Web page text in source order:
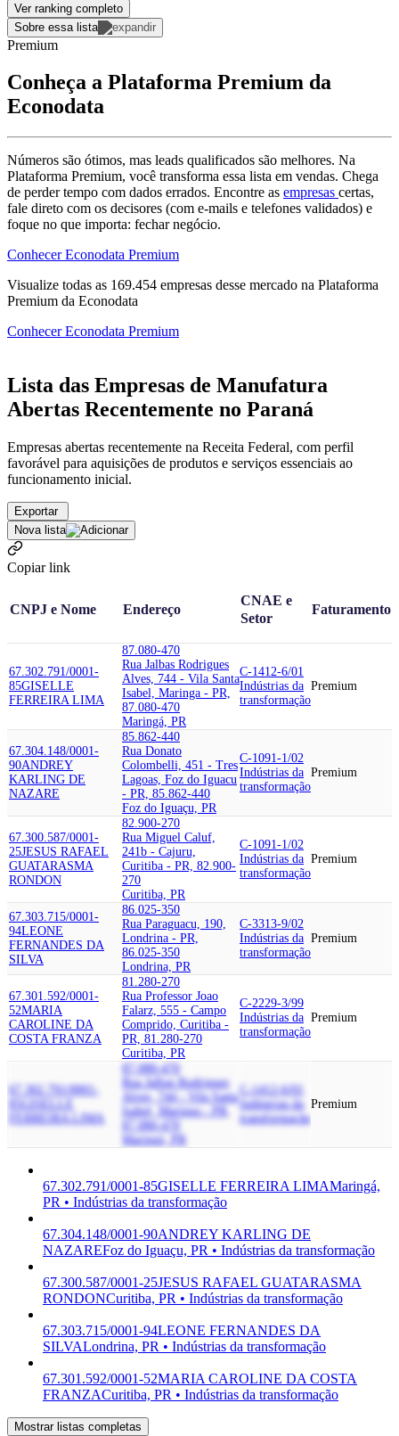
Ver ranking completo
Sobre essa lista
Premium
Conheça a Plataforma Premium da
Econodata
Números são ótimos, mas leads qualificados são melhores. Na
Plataforma Premium, você transforma essa lista em vendas. Chega
de perder tempo com dados errados. Encontre as empresas certas,
fale direto com os decisores (com e-mails e telefones validados) e
foque no que importa: fechar negócio.
Conhecer Econodata Premium
Visualize todas as 169.454 empresas desse mercado na Plataforma
Premium da Econodata
Conhecer Econodata Premium
Lista das Empresas de Manufatura
Abertas Recentemente no Paraná
Empresas abertas recentemente na Receita Federal, com perfil
favorável para aquisições de produtos e serviços essenciais ao
funcionamento inicial.
Exportar
Nova lista
Copiar link
CNPJ e Nome Endereço
CNAE e
Setor
Faturamento
67.302.791/0001-
85GISELLE
FERREIRA LIMA
87.080-470
Rua Jalbas Rodrigues
Alves, 744 - Vila Santa
Isabel, Maringa - PR,
87.080-470
Maringá, PR
C-1412-6/01
Indústrias da
transformação
Premium
67.304.148/0001-
90ANDREY
KARLING DE
NAZARE
85.862-440
Rua Donato
Colombelli, 451 - Tres
Lagoas, Foz do Iguacu
- PR, 85.862-440
Foz do Iguaçu, PR
C-1091-1/02
Indústrias da
transformação
Premium
67.300.587/0001-
25JESUS RAFAEL
GUATARASMA
RONDON
82.900-270
Rua Miguel Caluf,
241b - Cajuru,
Curitiba - PR, 82.900-
270
Curitiba, PR
C-1091-1/02
Indústrias da
transformação
Premium
67.303.715/0001-
94LEONE
FERNANDES DA
SILVA
86.025-350
Rua Paraguacu, 190,
Londrina - PR,
86.025-350
Londrina, PR
C-3313-9/02
Indústrias da
transformação
Premium
67.301.592/0001-
52MARIA
CAROLINE DA
COSTA FRANZA
81.280-270
Rua Professor Joao
Falarz, 555 - Campo
Comprido, Curitiba -
PR, 81.280-270
Curitiba, PR
C-2229-3/99
Indústrias da
transformação
Premium
67.302.791/0001-
GISELLE
FERREIRA LIMA
87.080-470
Rua Jalbas Rodrigues
Alves, 744 - Vila Santa
Isabel, Maringa - PR,
87.080-470
Maringá, PR
C-1412-6/01
Indústrias da
transformação
Premium
67.302.791/0001-85GISELLE FERREIRA LIMAMaringá,
PR • Indústrias da transformação
67.304.148/0001-90ANDREY KARLING DE
NAZAREFoz do Iguaçu, PR • Indústrias da transformação
67.300.587/0001-25JESUS RAFAEL GUATARASMA
RONDONCuritiba, PR • Indústrias da transformação
67.303.715/0001-94LEONE FERNANDES DA
SILVALondrina, PR • Indústrias da transformação
67.301.592/0001-52MARIA CAROLINE DA COSTA
FRANZACuritiba, PR • Indústrias da transformação
Mostrar listas completas